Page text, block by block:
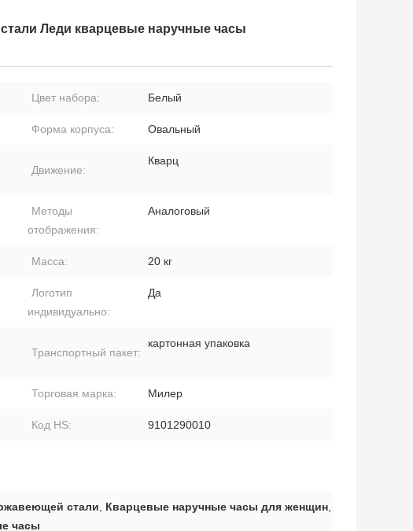
Леди кварцевые наручные часы
Цвет набора: Белый
Форма корпуса: Овальный
Движение:
Кварц
Методы
отображения:
Аналоговый
Масса: 20 кг
Логотип
индивидуально:
Да
Транспортный пакет:
картонная упаковка
Торговая марка: Милер
Код HS: 9101290010
стали, Кварцевые наручные часы для женщин,
часы